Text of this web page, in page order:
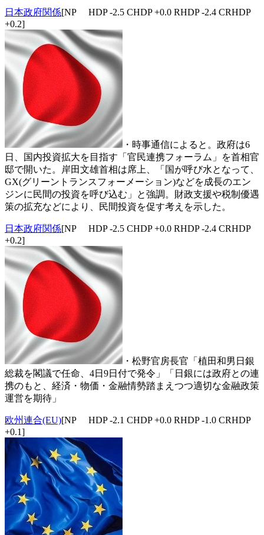
日本政府関係[NP HDP -2.5 CHDP +0.0 RHDP -2.4 CRHDP
+0.2]
・時事通信によると。政府は6
日、国内投資拡大を目指す「官民連携フォーラム」を首相官
邸で開いた。岸田文雄首相は席上、「国が呼び水となって、
GX(グリーントランスフォーメーション)などを成長のエン
ジンに民間の投資を呼び込む」と強調。財政支援や税制優遇
策の拡充などにより、民間投資を促す考えを示した。
日本政府関係[NP HDP -2.5 CHDP +0.0 RHDP -2.4 CRHDP
+0.2]
・松野官房長官「植田和男日銀
総裁を閣議で任命、4日9日付で発令」「日銀には政府との連
携のもと、経済・物価・金融情勢踏まえつつ適切な金融政策
運営を期待」
欧州連合(EU)[NP HDP -2.1 CHDP +0.0 RHDP -1.0 CRHDP
+0.1]